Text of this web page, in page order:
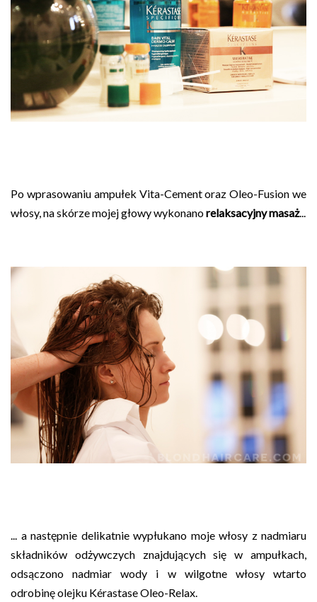
Po wprasowaniu ampułek Vita-Cement oraz Oleo-Fusion we
włosy, na skórze mojej głowy wykonanorelaksacyjny masaż...
... a następnie delikatnie wypłukano moje włosy z nadmiaru
składników odżywczych znajdujących się w ampułkach,
odsączono nadmiar wody i w wilgotne włosy wtarto
odrobinę olejku Kérastase Oleo-Relax.